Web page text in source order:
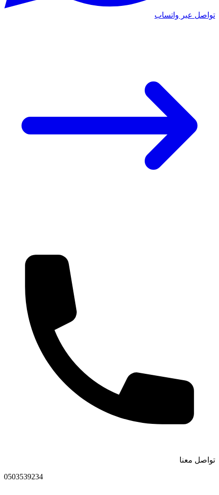
تواصل عبر واتساب
تواصل معنا
0503539234